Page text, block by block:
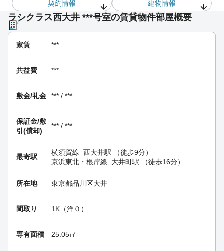
契約情報
建物情報
ラシクラス西大井 ***号室の賃貸物件部屋概要
家賃 ***
共益費 ***
敷金/礼金 *** / ***
保証金/敷
引(償却)
*** / ***
最寄駅
横須賀線 西大井駅 （徒歩9分）
京浜東北・根岸線
大井町駅 （徒歩16分）
所在地 東京都品川区大井
間取り 1K（洋０）
専有面積 25.05㎡